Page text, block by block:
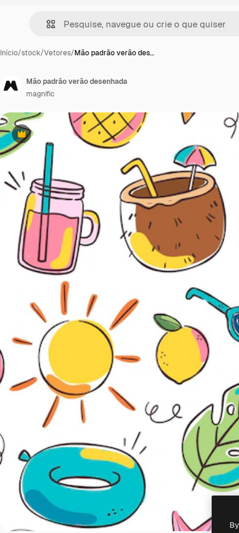
Início/stock/Vetores/Mão padrão verão des…
Premium
Mão padrão verão desenhada
magnific